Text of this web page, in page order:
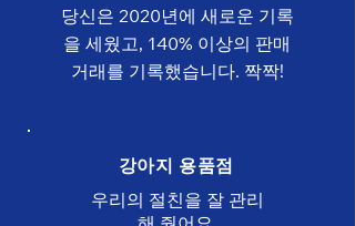
당신은 2020년에 새로운 기록
을 세웠고, 140% 이상의 판매
거래를 기록했습니다. 짝짝!
강아지 용품점
우리의 절친을 잘 관리